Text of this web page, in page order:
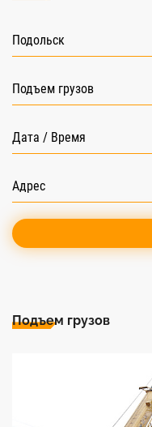
Подольск
Подъем грузов
Подъем грузов